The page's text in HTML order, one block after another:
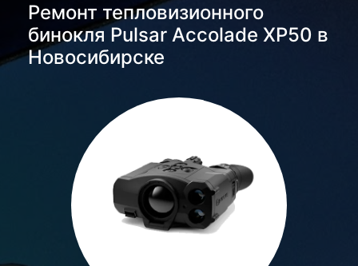
Ремонт тепловизионного
бинокля Pulsar Accolade XP50 в
Новосибирске